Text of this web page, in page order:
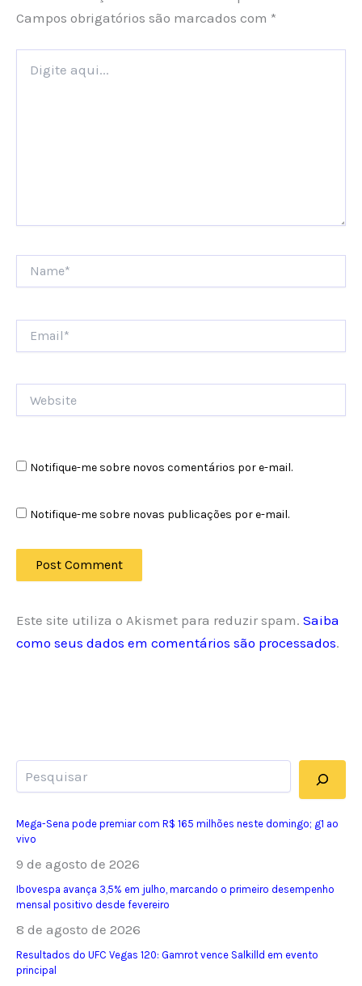
Campos obrigatórios são marcados com *
aqui...
Notifique-me sobre novos comentários por e-mail.
Notifique-me sobre novas publicações por e-mail.
Este site utiliza o Akismet para reduzir spam. Saiba
como seus dados em comentários são processados.
Mega-Sena pode premiar com R$ 165 milhões neste domingo; g1 ao
vivo
9 de agosto de 2026
Ibovespa avança 3,5% em julho, marcando o primeiro desempenho
mensal positivo desde fevereiro
8 de agosto de 2026
Resultados do UFC Vegas 120: Gamrot vence Salkilld em evento
principal